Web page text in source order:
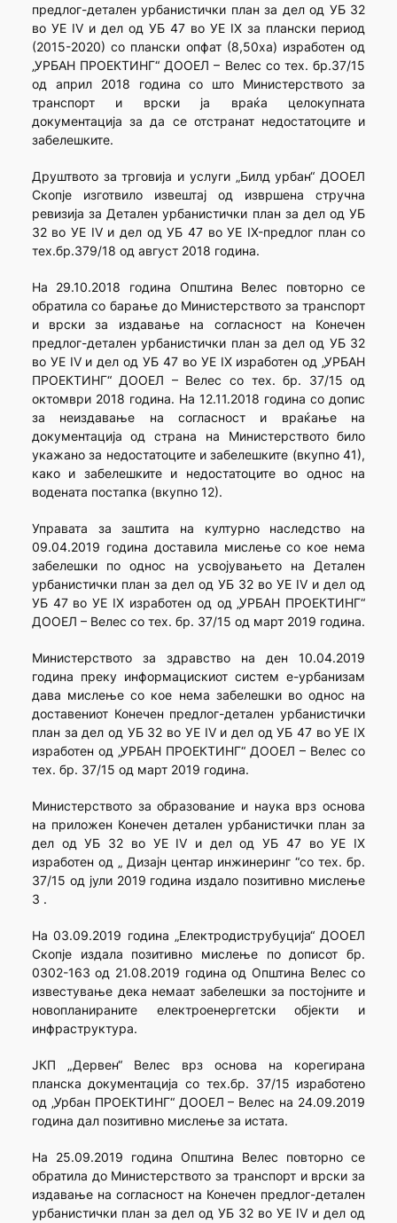
предлог-детален урбанистички план за дел од УБ 32
во УЕ IV и дел од УБ 47 во УЕ IX за плански период
(2015-2020) со плански опфат (8,50ха) изработен од
„УРБАН ПРОЕКТИНГ“ ДООЕЛ – Велес со тех. бр.37/15
од април 2018 година со што Министерството за
транспорт и врски ја враќа целокупната
документација за да се отстранат недостатоците и
забелешките.
Друштвото за трговија и услуги „Билд урбан“ ДООЕЛ
Скопје изготвило извештај од извршена стручна
ревизија за Детален урбанистички план за дел од УБ
32 во УЕ IV и дел од УБ 47 во УЕ IX-предлог план со
тех.бр.379/18 од август 2018 година.
На 29.10.2018 година Општина Велес повторно се
обратила со барање до Министерството за транспорт
и врски за издавање на согласност на Конечен
предлог-детален урбанистички план за дел од УБ 32
во УЕ IV и дел од УБ 47 во УЕ IX изработен од „УРБАН
ПРОЕКТИНГ“ ДООЕЛ – Велес со тех. бр. 37/15 од
октомври 2018 година. На 12.11.2018 година со допис
за неиздавање на согласност и враќање на
документација од страна на Министерството било
укажано за недостатоците и забелешките (вкупно 41),
како и забелешките и недостатоците во однос на
водената постапка (вкупно 12).
Управата за заштита на културно наследство на
09.04.2019 година доставила мислење со кое нема
забелешки по однос на усвојувањето на Детален
урбанистички план за дел од УБ 32 во УЕ IV и дел од
УБ 47 во УЕ IX изработен од од „УРБАН ПРОЕКТИНГ“
ДООЕЛ – Велес со тех. бр. 37/15 од март 2019 година.
Министерството за здравство на ден 10.04.2019
година преку информацискиот систем е-урбанизам
дава мислење со кое нема забелешки во однос на
доставениот Конечен предлог-детален урбанистички
план за дел од УБ 32 во УЕ IV и дел од УБ 47 во УЕ IX
изработен од „УРБАН ПРОЕКТИНГ“ ДООЕЛ – Велес со
тех. бр. 37/15 од март 2019 година.
Министерството за образование и наука врз основа
на приложен Конечен детален урбанистички план за
дел од УБ 32 во УЕ IV и дел од УБ 47 во УЕ IX
изработен од „ Дизајн центар инжинеринг “со тех. бр.
37/15 од јули 2019 година издало позитивно мислење
3 .
На 03.09.2019 година „Електродиструбуција“ ДООЕЛ
Скопје издала позитивно мислење по дописот бр.
0302-163 од 21.08.2019 година од Општина Велес со
известување дека немаат забелешки за постојните и
новопланираните електроенергетски објекти и
инфраструктура.
ЈКП „Дервен“ Велес врз основа на корегирана
планска документација со тех.бр. 37/15 изработено
од „Урбан ПРОЕКТИНГ“ ДООЕЛ – Велес на 24.09.2019
година дал позитивно мислење за истата.
На 25.09.2019 година Општина Велес повторно се
обратила до Министерството за транспорт и врски за
издавање на согласност на Конечен предлог-детален
урбанистички план за дел од УБ 32 во УЕ IV и дел од